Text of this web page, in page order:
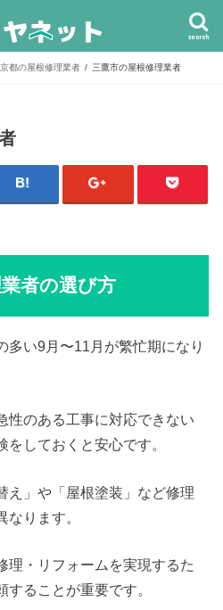
search
都の屋根修理業者 三鷹市の屋根修理業者
者の選び方
多い9月〜11月が繁忙期になり
性のある工事に対応できない
しておくと安心です。
え」や「屋根塗装」など修理
なります。
理・リフォームを実現するた
ることが重要です。